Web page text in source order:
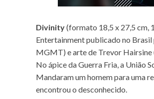
Divinity(formato 18,5 x 27,5 cm,
Entertainment publicado no Brasil
MGMT) e arte de Trevor Hairsine
No ápice da Guerra Fria, a União
Mandaram um homem para uma
encontrou o desconhecido.